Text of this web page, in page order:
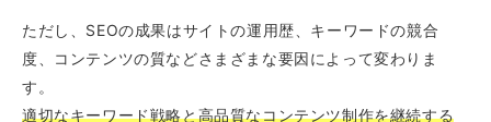
ただし、SEOの成果はサイトの運用歴、キーワードの競合
度、コンテンツの質などさまざまな要因によって変わりま
す。
適切なキーワード戦略と高品質なコンテンツ制作を継続する